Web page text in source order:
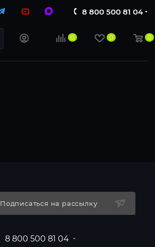
8 800 500 81 04
0 0 0
Подписаться на рассылку
8 800 500 81 04